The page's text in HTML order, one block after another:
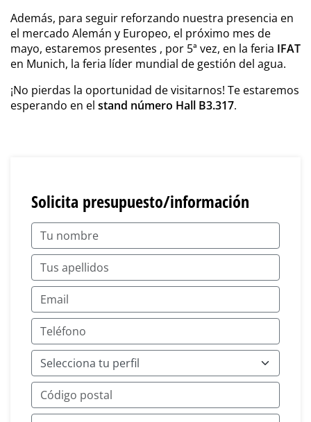
Además, para seguir reforzando nuestra presencia en
el mercado Alemán y Europeo, el próximo mes de
mayo, estaremos presentes , por 5ª vez, en la feria IFAT
en Munich, la feria líder mundial de gestión del agua.
¡No pierdas la oportunidad de visitarnos! Te estaremos
esperando en el stand número Hall B3.317.
Solicita presupuesto/información